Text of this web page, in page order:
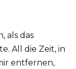
als das
All die Zeit, in
entfernen,